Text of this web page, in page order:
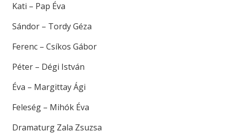
Kati – Pap Éva
Sándor – Tordy Géza
Ferenc – Csíkos Gábor
Péter – Dégi István
Éva – Margittay Ági
Feleség – Mihók Éva
Dramaturg Zala Zsuzsa